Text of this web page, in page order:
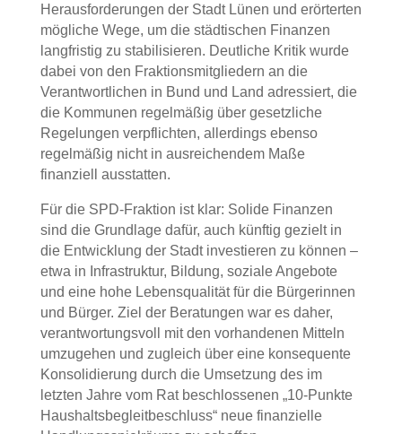
Herausforderungen der Stadt Lünen und erörterten
mögliche Wege, um die städtischen Finanzen
langfristig zu stabilisieren. Deutliche Kritik wurde
dabei von den Fraktionsmitgliedern an die
Verantwortlichen in Bund und Land adressiert, die
die Kommunen regelmäßig über gesetzliche
Regelungen verpflichten, allerdings ebenso
regelmäßig nicht in ausreichendem Maße
finanziell ausstatten.
Für die SPD-Fraktion ist klar: Solide Finanzen
sind die Grundlage dafür, auch künftig gezielt in
die Entwicklung der Stadt investieren zu können –
etwa in Infrastruktur, Bildung, soziale Angebote
und eine hohe Lebensqualität für die Bürgerinnen
und Bürger. Ziel der Beratungen war es daher,
verantwortungsvoll mit den vorhandenen Mitteln
umzugehen und zugleich über eine konsequente
Konsolidierung durch die Umsetzung des im
letzten Jahre vom Rat beschlossenen „10-Punkte
Haushaltsbegleitbeschluss“ neue finanzielle